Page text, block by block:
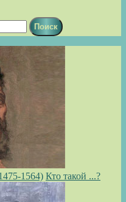
1564) Кто такой ...?